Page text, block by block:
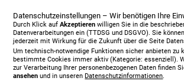
Datenschutzeinstellungen – Wir benötigen Ihre
Durch Klick aufAkzeptieren willigen Sie in die
Datenverarbeitungen ein (TTDSG und DSGVO). Sie
jederzeit mit Wirkung für die Zukunft über die Seite
Um technisch-notwendige Funktionen sicher anbieten zu
bestimmte Cookies immer aktiv (Kategorie: essenziell).
zur Verarbeitung Ihrer personenbezogenen Daten finden
ansehen und in unserenDatenschutzinformationen.